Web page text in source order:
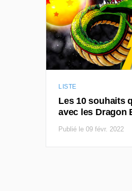
LISTE
Les 10 souhaits
avec les Dragon
Publié le 09 févr. 2022